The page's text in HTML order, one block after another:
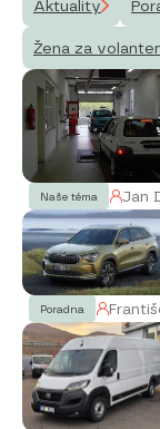
Aktuality
Žena za
Naše téma Jan
Poradna